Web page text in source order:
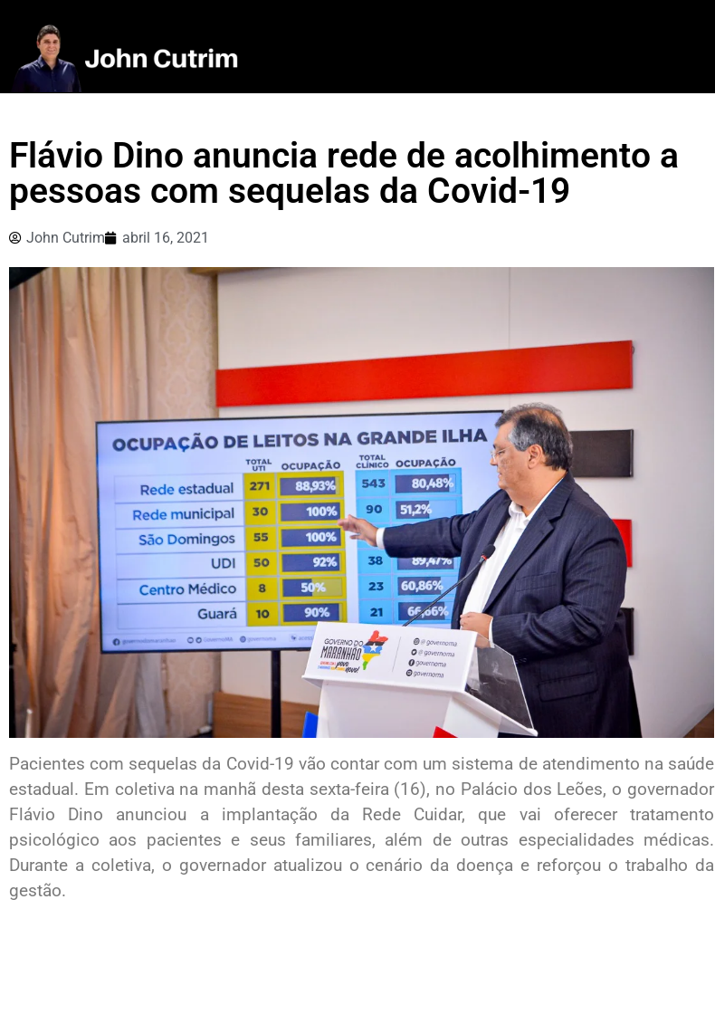
Flávio Dino anuncia rede de acolhimento a
pessoas com sequelas da Covid-19
John Cutrim abril 16, 2021
Pacientes com sequelas da Covid-19 vão contar com um sistema de atendimento na saúde
estadual. Em coletiva na manhã desta sexta-feira (16), no Palácio dos Leões, o governador
Flávio Dino anunciou a implantação da Rede Cuidar, que vai oferecer tratamento
psicológico aos pacientes e seus familiares, além de outras especialidades médicas.
Durante a coletiva, o governador atualizou o cenário da doença e reforçou o trabalho da
gestão.